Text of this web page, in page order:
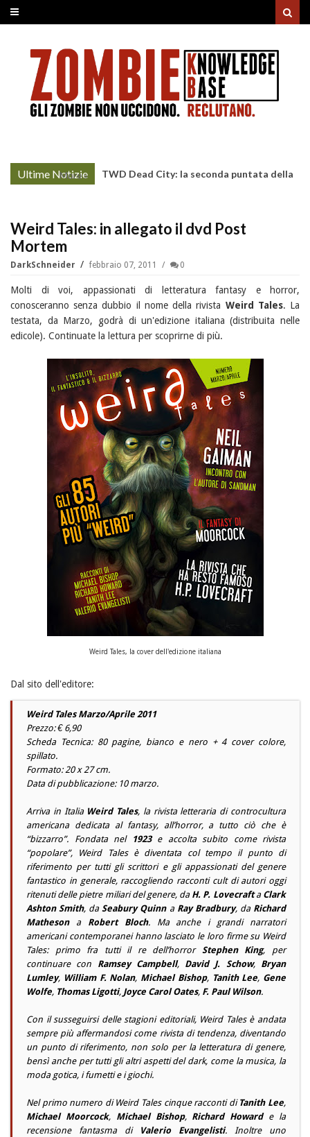
Ultime Notizie
More »
TWD Dead City: la seconda puntata della
Weird Tales: in allegato il dvd Post
Mortem
DarkSchneider febbraio 07, 2011 0
Molti di voi, appassionati di letteratura fantasy e horror,
conosceranno senza dubbio il nome della rivista Weird Tales. La
testata, da Marzo, godrà di un'edizione italiana (distribuita nelle
edicole). Continuate la lettura per scoprirne di più.
Weird Tales, la cover dell'edizione italiana
Dal sito dell'editore:
Weird Tales Marzo/Aprile 2011
Prezzo: € 6,90
Scheda Tecnica: 80 pagine, bianco e nero + 4 cover colore,
spillato.
Formato: 20 x 27 cm.
Data di pubblicazione: 10 marzo.
Arriva in Italia Weird Tales, la rivista letteraria di controcultura
americana dedicata al fantasy, all’horror, a tutto ciò che è
“bizzarro”. Fondata nel 1923e accolta subito come rivista
“popolare”,
Weird Talesè diventata col tempo il punto di
riferimento per tutti gli scrittori e gli appassionati del genere
fantastico in generale, raccogliendo racconti cult di autori oggi
ritenuti delle pietre miliari del genere, da H. P. Lovecrafta Clark
Ashton Smith, daSeabury Quinna Ray Bradbury, da Richard
Mathesona Robert Bloch. Ma anche i grandi narratori
americani contemporanei hanno lasciato le loro firme su Weird
Tales: primo fra tutti il re dell’horror Stephen King, per
continuare con Ramsey Campbell, David J. Schow, Bryan
Lumley, William F. Nolan, Michael Bishop, Tanith Lee, Gene
Wolfe, Thomas Ligotti, Joyce Carol Oates, F. Paul Wilson.
Con il susseguirsi delle stagioni editoriali, Weird Talesè andata
sempre più affermandosi come rivista di tendenza, diventando
un punto di riferimento, non solo per la letteratura di genere,
bensì anche per tutti gli altri aspetti del dark, come la musica, la
moda gotica, i fumetti e i giochi.
Nel primo numero di Weird Talescinque racconti di Tanith Lee,
Michael Moorcock, Michael Bishop, Richard Howarde la
recensione fantasma di
Valerio Evangelisti. Inoltre uno